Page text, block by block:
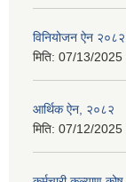
विनियोजन ऐन २०८२
मिति: 07/13/2025
आर्थिक ऐन, २०८२
मिति: 07/12/2025